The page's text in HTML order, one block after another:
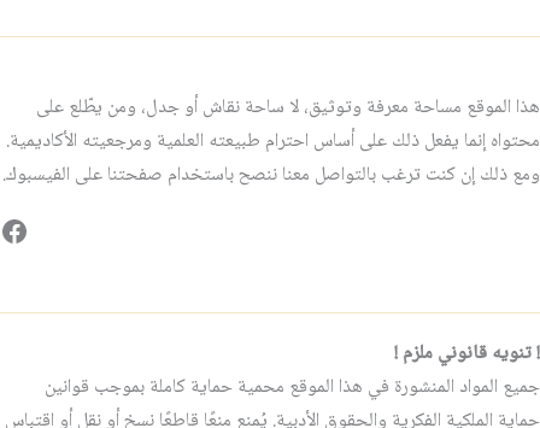
هذا الموقع مساحة معرفة وتوثيق، لا ساحة نقاش أو جدل، ومن يطّلع على
محتواه إنما يفعل ذلك على أساس احترام طبيعته العلمية ومرجعيته الأكاديمية.
ومع ذلك إن كنت ترغب بالتواصل معنا ننصح باستخدام صفحتنا على الفيسبوك.
! تنويه قانوني ملزم !
جميع المواد المنشورة في هذا الموقع محمية حماية كاملة بموجب قوانين
حماية الملكية الفكرية والحقوق الأدبية. يُمنع منعًا قاطعًا نسخ أو نقل أو اقتباس